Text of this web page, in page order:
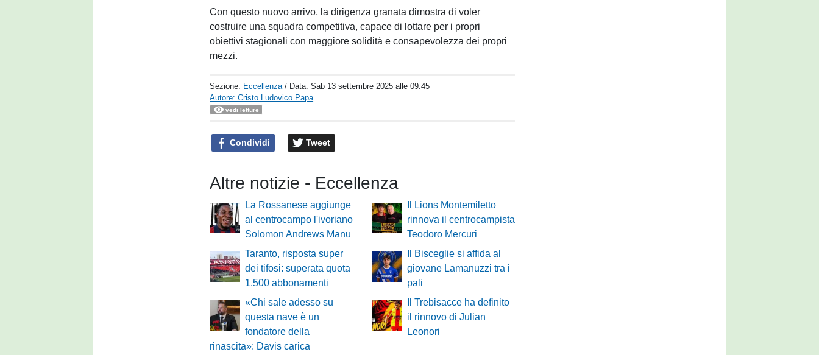
Con questo nuovo arrivo, la dirigenza granata dimostra di voler
costruire una squadra competitiva, capace di lottare per i propri
obiettivi stagionali con maggiore solidità e consapevolezza dei propri
mezzi.
Sezione: Eccellenza / Data:Sab 13 settembre 2025 alle 09:45
Autore: Cristo Ludovico Papa
vedi letture
Condividi Tweet
Altre notizie - Eccellenza
La Rossanese aggiunge
al centrocampo l'ivoriano
Solomon Andrews Manu
Il Lions Montemiletto
rinnova il centrocampista
Teodoro Mercuri
Taranto, risposta super
dei tifosi: superata quota
1.500 abbonamenti
Il Bisceglie si affida al
giovane Lamanuzzi tra i
pali
«Chi sale adesso su
questa nave è un
fondatore della
rinascita»: Davis carica
Il Trebisacce ha definito
il rinnovo di Julian
Leonori